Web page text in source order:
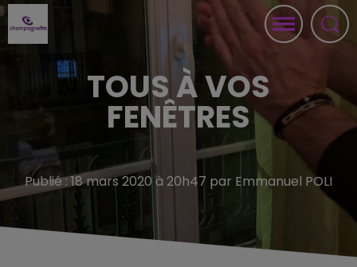
TOUS À VOS
FENÊTRES
Publié : 18 mars 2020 à 20h47 par Emmanuel POLI